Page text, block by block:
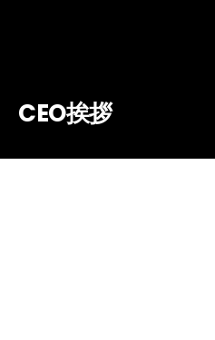
CEO挨拶